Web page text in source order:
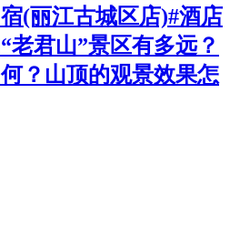
(丽江古城区店)#酒店
老君山”景区有多远？
？山顶的观景效果怎